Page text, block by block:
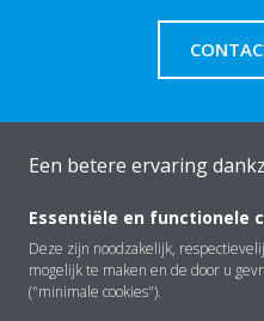
Oplossingen
Een betere ervaring
Essentiële en functionele
Deze zijn noodzakelijk,
mogelijk te maken en de door u
("minimale cookies").